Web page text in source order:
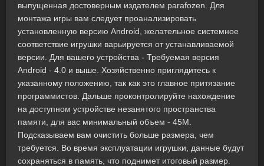
выпущенная достоверным издателем parafozen. Для
монтажа игры вам следует проанализировать
установленную версию Android, желательное системное
соответствие игрушки варьируется от устанавливаемой
версии. Для вашего устройства - Требуемая версия
Android - 4.0 и выше. Хозяйственно приглядитесь к
указанному положению, так как это главное притязание
программистов. Дальше проконтролируйте нахождение
на доступном устройстве незанятого пространства
памяти, для вас минимальный объем - 45M.
Подсказываем вам очистить больше размера, чем
требуется. Во время эксплуатации игрушки, данные будут
сохраняться в память, что поднимет итоговый размер.